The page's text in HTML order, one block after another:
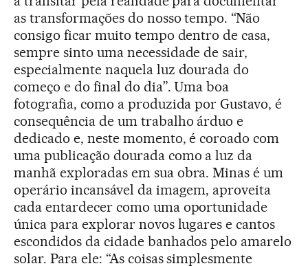
as transformações do nosso tempo. “Não
consigo ficar muito tempo dentro de casa,
sempre sinto uma necessidade de sair,
especialmente naquela luz dourada do
começo e do final do dia”. Uma boa
fotografia, como a produzida por Gustavo, é
consequência de um trabalho árduo e
dedicado e, neste momento, é coroado com
uma publicação dourada como a luz da
manhã exploradas em sua obra. Minas é um
operário incansável da imagem, aproveita
cada entardecer como uma oportunidade
única para explorar novos lugares e cantos
escondidos da cidade banhados pelo amarelo
solar. Para ele: “As coisas simplesmente